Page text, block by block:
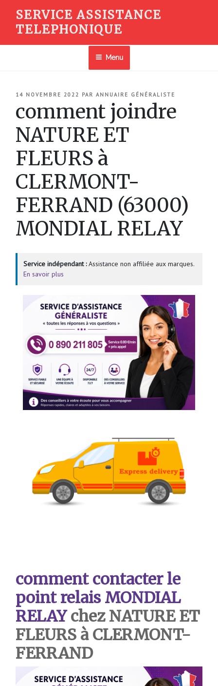
contenu
SERVICE ASSISTANCE
TELEPHONIQUE
Menu
PUBLIÉ
14 NOVEMBRE 2022 PAR ANNUAIRE GÉNÉRALISTE
comment joindre
NATURE ET
FLEURS à
CLERMONT-
FERRAND (63000)
MONDIAL RELAY
Service indépendant :Assistance non affiliée aux marques.
En savoir plus
comment contacter le
point relais MONDIAL
RELAYchez NATURE ET
FLEURS à CLERMONT-
FERRAND